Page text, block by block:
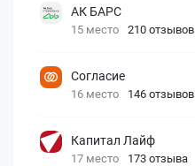
АК БАРС
15 место 210 отзывов
Согласие
16 место 146 отзывов
Капитал Лайф
17 место 173 отзыва